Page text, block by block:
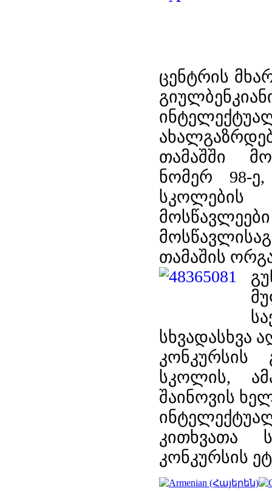
ცენტრის
თამაშში
ნომერ 98-
თამაშის
სხვადასხვა
კონკურსის
სკოლის,
შაინოვის
კითხვათა
კონკურსის